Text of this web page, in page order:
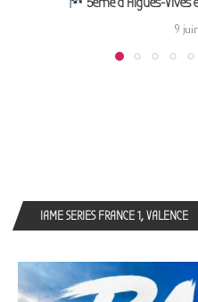
9
IAME SERIES FRANCE 1, VALENCE